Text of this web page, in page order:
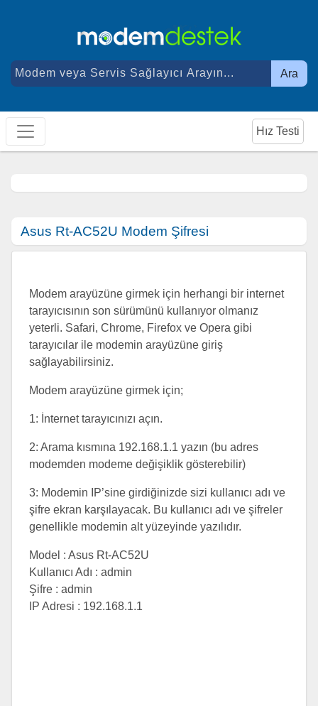
Ara
Hız Testi
Asus Rt-AC52U Modem Şifresi
Modem arayüzüne girmek için herhangi bir internet
tarayıcısının son sürümünü kullanıyor olmanız
yeterli. Safari, Chrome, Firefox ve Opera gibi
tarayıcılar ile modemin arayüzüne giriş
sağlayabilirsiniz.
Modem arayüzüne girmek için;
1: İnternet tarayıcınızı açın.
2: Arama kısmına 192.168.1.1 yazın (bu adres
modemden modeme değişiklik gösterebilir)
3: Modemin IP’sine girdiğinizde sizi kullanıcı adı ve
şifre ekran karşılayacak. Bu kullanıcı adı ve şifreler
genellikle modemin alt yüzeyinde yazılıdır.
Model : Asus Rt-AC52U
Kullanıcı Adı : admin
Şifre : admin
IP Adresi : 192.168.1.1